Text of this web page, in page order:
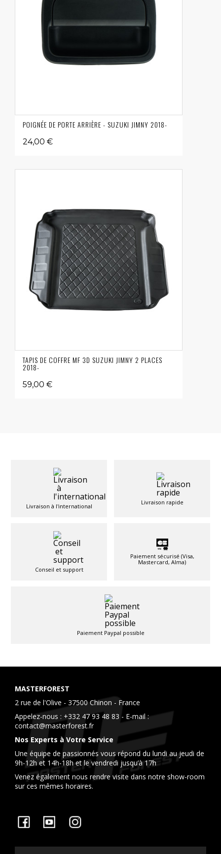
POIGNÉE DE PORTE ARRIÈRE - SUZUKI JIMNY 2018-
24,00 €
TAPIS DE COFFRE MF 3D SUZUKI JIMNY 2 PLACES
2018-
59,00 €
Livraison à l'international
Livraison rapide
Conseil et support
Paiement sécurisé (Visa,
Mastercard, Alma)
Paiement Paypal possible
MASTERFOREST
2 rue de l'Olive - 37500 Chinon - France
Appelez-nous : +332 47 93 48 83 - E-mail :
contact@masterforest.fr
Nos Experts à Votre Service
Une équipe de passionnés vous répond du lundi au jeudi de
9h-12h et 14h-18h et le vendredi jusqu’à 17h
Venez également nous rendre visite dans notre show-room
sur ces mêmes horaires.
Facebook YouTube